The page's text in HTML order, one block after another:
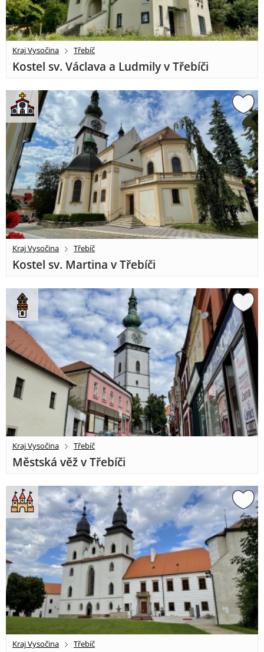
Kraj Vysočina Třebíč
Kostel sv. Václava a Ludmily v Třebíči
Kraj Vysočina Třebíč
Kostel sv. Martina v Třebíči
Kraj Vysočina Třebíč
Městská věž v Třebíči
Kraj Vysočina Třebíč